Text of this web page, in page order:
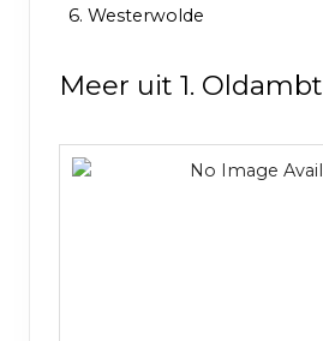
6. Westerwolde
Meer uit 1. Oldambt